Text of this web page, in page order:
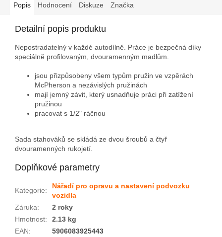
Popis Hodnocení Diskuze Značka
Detailní popis produktu
Nepostradatelný v každé autodílně.
Práce je bezpečná díky
speciálně profilovaným, dvouramenným madlům.
jsou přizpůsobeny všem typům pružin ve vzpěrách
McPherson a nezávislých pružinách
mají jemný závit, který usnadňuje práci při zatížení
pružinou
pracovat s 1/2" ráčnou
Sada stahováků se skládá ze dvou šroubů a čtyř
dvouramenných rukojetí.
Doplňkové parametry
Kategorie:
Nářadí pro opravu a nastavení podvozku
vozidla
Záruka:
2 roky
Hmotnost:
2.13 kg
EAN: 5906083925443